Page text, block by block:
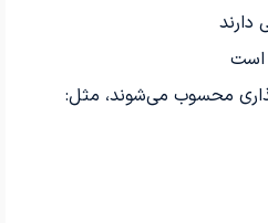
دارند
است
محسوب می‌شوند، مثل: